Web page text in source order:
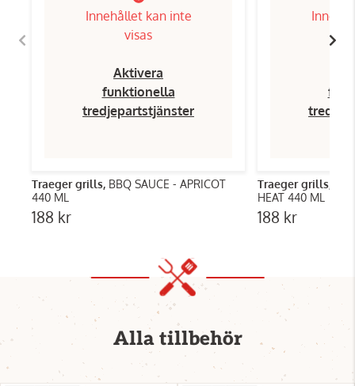
Innehållet kan inte
visas
Aktivera
funktionella
tredjepartstjänster
Traeger grills, BBQ SAUCE - APRICOT
440 ML
188 kr
Traeger grills,
HEAT 440 ML
188 kr
Alla tillbehör